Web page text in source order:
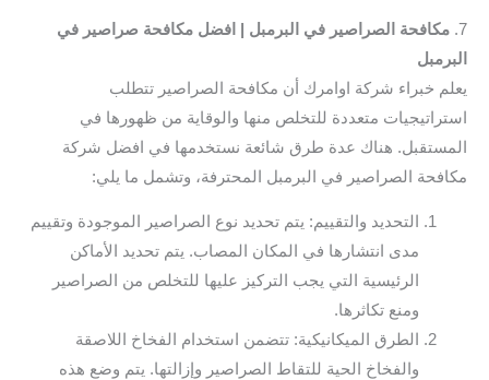
7. مكافحة الصراصير في البرمبل | افضل مكافحة صراصير في
البرمبل
يعلم خبراء شركة اوامرك أن مكافحة الصراصير تتطلب
استراتيجيات متعددة للتخلص منها والوقاية من ظهورها في
المستقبل. هناك عدة طرق شائعة نستخدمها في افضل شركة
مكافحة الصراصير في البرمبل المحترفة، وتشمل ما يلي:
التحديد والتقييم: يتم تحديد نوع الصراصير الموجودة وتقييم
مدى انتشارها في المكان المصاب. يتم تحديد الأماكن
الرئيسية التي يجب التركيز عليها للتخلص من الصراصير
ومنع تكاثرها.
الطرق الميكانيكية: تتضمن استخدام الفخاخ اللاصقة
والفخاخ الحية للتقاط الصراصير وإزالتها. يتم وضع هذه